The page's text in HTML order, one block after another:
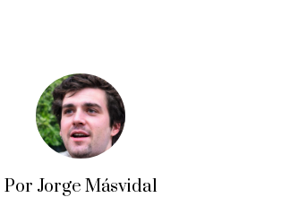
Por Jorge Másvidal